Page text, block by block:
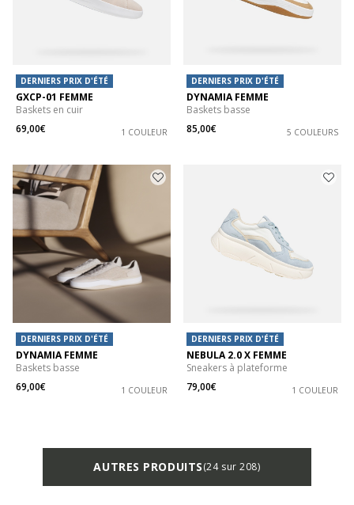
DERNIERS PRIX D'ÉTÉ
GXCP-01 FEMME
Baskets en cuir
69,00€
1 COULEUR
DERNIERS PRIX D'ÉTÉ
DYNAMIA FEMME
Baskets basse
85,00€
5 COULEURS
DERNIERS PRIX D'ÉTÉ
DYNAMIA FEMME
Baskets basse
69,00€
1 COULEUR
DERNIERS PRIX D'ÉTÉ
NEBULA 2.0 X FEMME
Sneakers à plateforme
79,00€
1 COULEUR
AUTRES PRODUITS(24 sur 208)